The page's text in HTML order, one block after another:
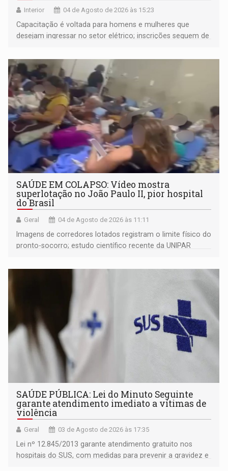
Interior 04 de Agosto de 2026 às 15:23
Capacitação é voltada para homens e mulheres que
desejam ingressar no setor elétrico; inscrições seguem de
SAÚDE EM COLAPSO: Vídeo mostra
superlotação no João Paulo II, pior hospital
do Brasil
Geral 04 de Agosto de 2026 às 11:11
Imagens de corredores lotados registram o limite físico do
pronto-socorro; estudo científico recente da UNIPAR
amarga até 29 dias de espera por transferências devido
SAÚDE PÚBLICA: Lei do Minuto Seguinte
garante atendimento imediato a vítimas de
violência
Geral 03 de Agosto de 2026 às 17:35
Lei nº 12.845/2013 garante atendimento gratuito nos
hospitais do SUS, com medidas para prevenir a gravidez e